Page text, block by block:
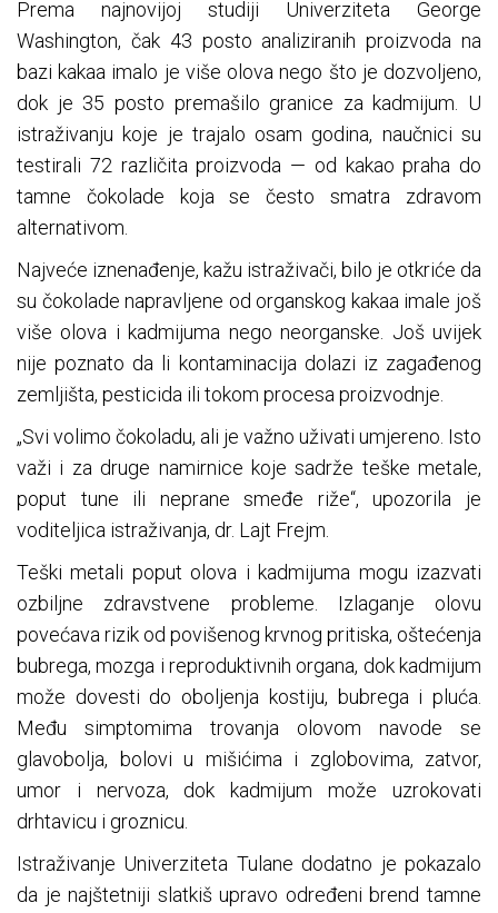
Prema najnovijoj studiji Univerziteta George
Washington, čak 43 posto analiziranih proizvoda na
bazi kakaa imalo je više olova nego što je dozvoljeno,
dok je 35 posto premašilo granice za kadmijum. U
istraživanju koje je trajalo osam godina, naučnici su
testirali 72 različita proizvoda — od kakao praha do
tamne čokolade koja se često smatra zdravom
alternativom.
Najveće iznenađenje, kažu istraživači, bilo je otkriće da
su čokolade napravljene od organskog kakaa imale još
više olova i kadmijuma nego neorganske. Još uvijek
nije poznato da li kontaminacija dolazi iz zagađenog
zemljišta, pesticida ili tokom procesa proizvodnje.
„Svi volimo čokoladu, ali je važno uživati umjereno. Isto
važi i za druge namirnice koje sadrže teške metale,
poput tune ili neprane smeđe riže“, upozorila je
voditeljica istraživanja, dr. Lajt Frejm.
Teški metali poput olova i kadmijuma mogu izazvati
ozbiljne zdravstvene probleme. Izlaganje olovu
povećava rizik od povišenog krvnog pritiska, oštećenja
bubrega, mozga i reproduktivnih organa, dok kadmijum
može dovesti do oboljenja kostiju, bubrega i pluća.
Među simptomima trovanja olovom navode se
glavobolja, bolovi u mišićima i zglobovima, zatvor,
umor i nervoza, dok kadmijum može uzrokovati
drhtavicu i groznicu.
Istraživanje Univerziteta Tulane dodatno je pokazalo
da je najštetniji slatkiš upravo određeni brend tamne